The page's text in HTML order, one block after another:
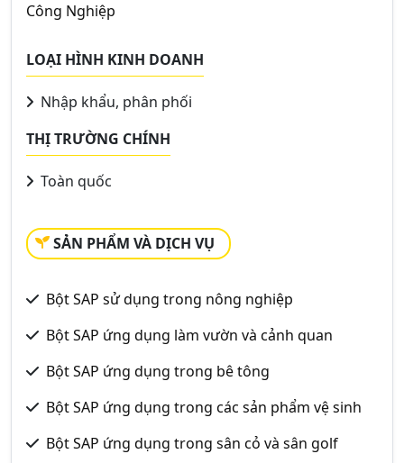
Công Nghiệp
LOẠI HÌNH KINH DOANH
Nhập khẩu, phân phối
THỊ TRƯỜNG CHÍNH
Toàn quốc
SẢN PHẨM VÀ DỊCH VỤ
Bột SAP sử dụng trong nông nghiệp
Bột SAP ứng dụng làm vườn và cảnh quan
Bột SAP ứng dụng trong bê tông
Bột SAP ứng dụng trong các sản phẩm vệ sinh
Bột SAP ứng dụng trong sân cỏ và sân golf